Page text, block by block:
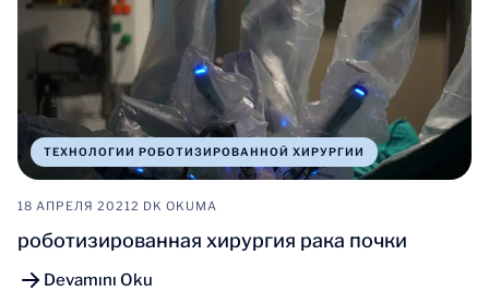
ТЕХНОЛОГИИ РОБОТИЗИРОВАННОЙ ХИРУРГИИ
18 АПРЕЛЯ 20212 DK OKUMA
роботизированная хирургия рака почки
Devamını Oku